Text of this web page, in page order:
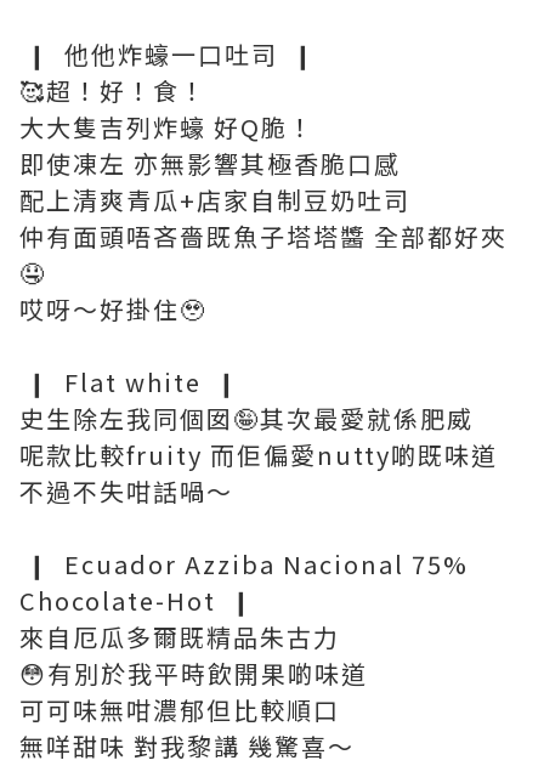
❙ 他他炸蠔一口吐司 ❙
🥰超！好！食！
大大隻吉列炸蠔 好Q脆！
即使凍左 亦無影響其極香脆口感
配上清爽青瓜+店家自制豆奶吐司
仲有面頭唔吝嗇既魚子塔塔醬 全部都好夾
🤤
哎呀～好掛住🥹
❙ Flat white ❙
史生除左我同個囡🤪其次最愛就係肥威
呢款比較fruity 而佢偏愛nutty啲既味道
不過不失咁話喎～
❙ Ecuador Azziba Nacional 75%
Chocolate-Hot ❙
來自厄瓜多爾既精品朱古力
😳有別於我平時飲開果啲味道
可可味無咁濃郁但比較順口
無咩甜味 對我黎講 幾驚喜～